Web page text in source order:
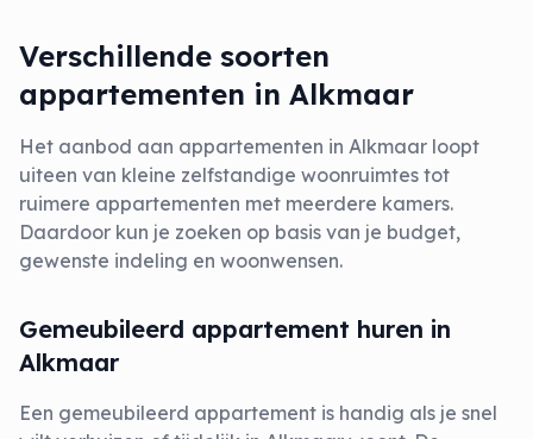
Verschillende soorten
appartementen in Alkmaar
Het aanbod aan appartementen in Alkmaar loopt
uiteen van kleine zelfstandige woonruimtes tot
ruimere appartementen met meerdere kamers.
Daardoor kun je zoeken op basis van je budget,
gewenste indeling en woonwensen.
Gemeubileerd appartement huren in
Alkmaar
Een gemeubileerd appartement is handig als je snel